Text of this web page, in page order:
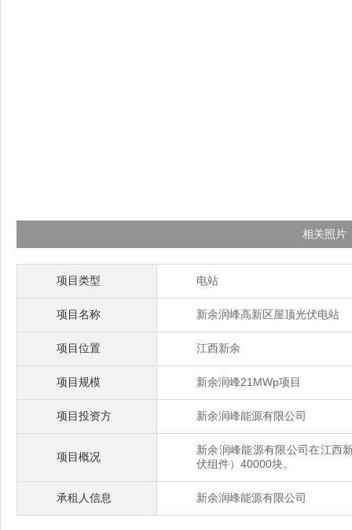
相关照片
项目类型 电站
项目名称 新余润峰高新区屋顶光伏电站
项目位置 江西新余
项目规模 新余润峰21MWp项目
项目投资方 新余润峰能源有限公司
项目概况
新余润峰能源有限公司在江西
伏组件）40000块。
承租人信息 新余润峰能源有限公司